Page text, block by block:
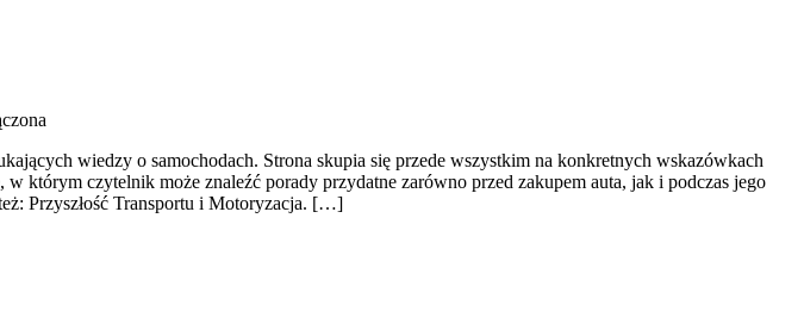
wiedzy o samochodach. Strona skupia się przede wszystkim na konkretnych wskazówkach
którym czytelnik może znaleźć porady przydatne zarówno przed zakupem auta, jak i podczas jego
Przyszłość Transportu i Motoryzacja. […]